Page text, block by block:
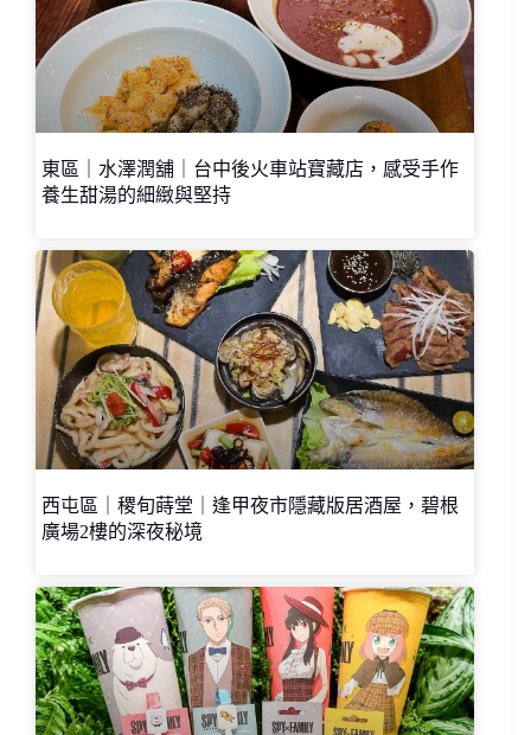
東區｜水澤潤舖｜台中後火車站寶藏店，感受手作
養生甜湯的細緻與堅持
西屯區｜稷旬蒔堂｜逢甲夜市隱藏版居酒屋，碧根
廣場2樓的深夜秘境